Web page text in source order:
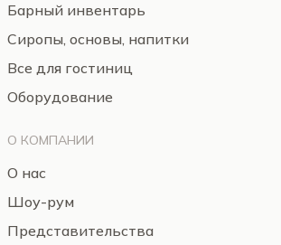
Барный инвентарь
Сиропы, основы, напитки
Все для гостиниц
Оборудование
О КОМПАНИИ
О нас
Шоу-рум
Представительства